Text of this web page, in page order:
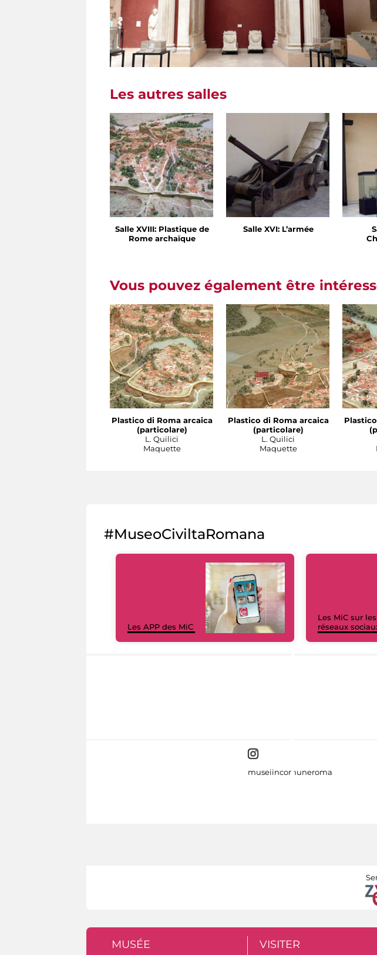
Les autres salles
Salle XVIII: Plastique de
Rome archaïque
Salle XVI: L’armée
Vous pouvez également être
Plastico di Roma arcaica
(particolare)
L. Quilici
Maquette
Plastico di Roma arcaica
(particolare)
L. Quilici
Maquette
#MuseoCiviltaRomana
Les APP des MiC
Les MiC sur les
réseaux
museiincomuneroma
MUSÉE VISITER